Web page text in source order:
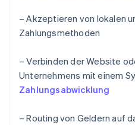
– Akzeptieren von lokalen
Zahlungsmethoden
– Verbinden der Website
Unternehmens mit einem
Zahlungsabwicklung
– Routing von Geldern auf